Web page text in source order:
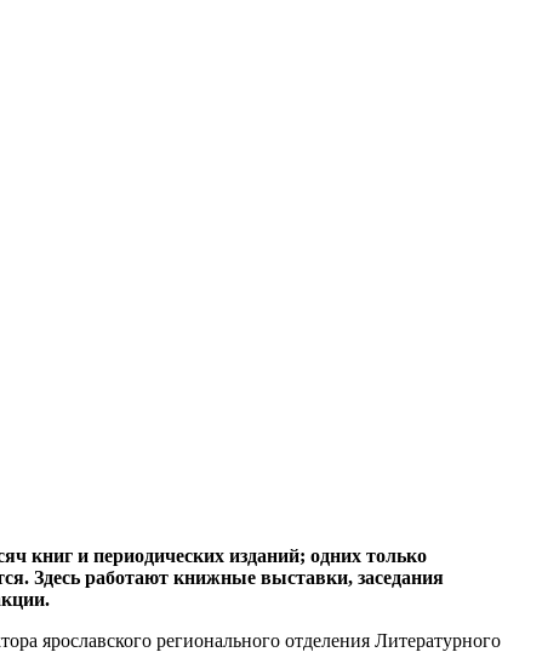
книг и периодических изданий; одних только
Здесь работают книжные выставки, заседания
ярославского регионального отделения Литературного